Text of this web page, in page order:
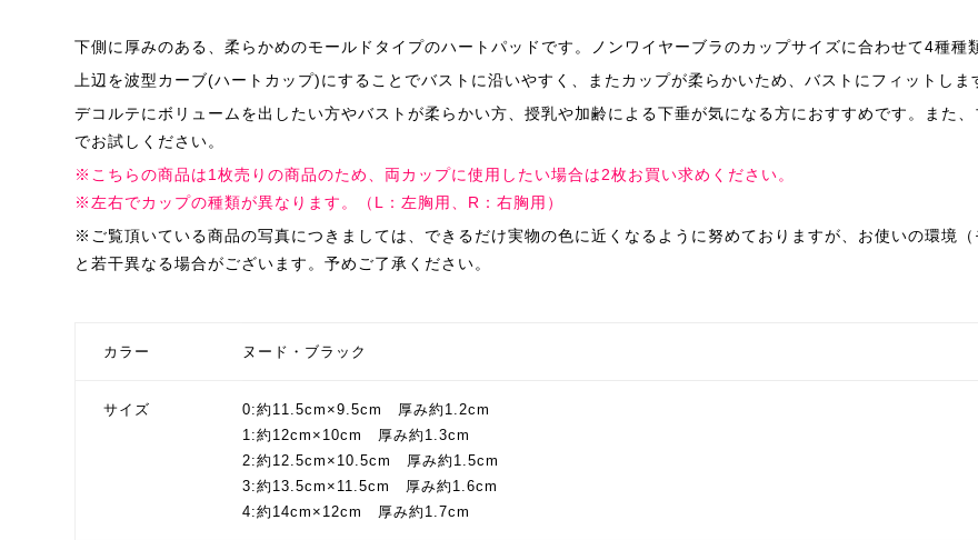
下側に厚みのある、柔らかめのモールドタイプのハートパッドです。ノンワイヤーブラのカップサイズに合わせて4種種
上辺を波型カーブ(ハートカップ)にすることでバストに沿いやすく、またカップが柔らかいため、バストにフィットしま
デコルテにボリュームを出したい方やバストが柔らかい方、授乳や加齢による下垂が気になる方におすすめです。また
でお試しください。
※こちらの商品は1枚売りの商品のため、両カップに使用したい場合は2枚お買い求めください。
※左右でカップの種類が異なります。（L：左胸用、R：右胸用）
※ご覧頂いている商品の写真につきましては、できるだけ実物の色に近くなるように努めておりますが、お使いの環境
と若干異なる場合がございます。予めご了承ください。
カラー ヌード・ブラック
サイズ
0:約11.5cm×9.5cm 厚み約1.2cm
1:約12cm×10cm 厚み約1.3cm
2:約12.5cm×10.5cm 厚み約1.5cm
3:約13.5cm×11.5cm 厚み約1.6cm
4:約14cm×12cm 厚み約1.7cm